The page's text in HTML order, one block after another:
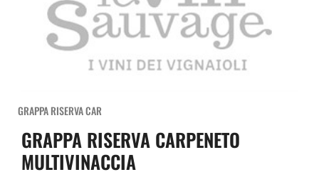
GRAPPA RISERVA CAR
GRAPPA RISERVA CARPENETO
MULTIVINACCIA